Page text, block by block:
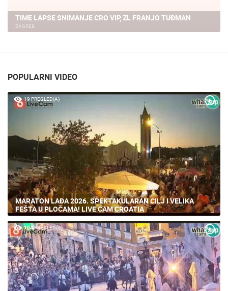
CRO VIP CHECK IN TIME LAPSE AERODROM ZAGREB
ZAGREB
POPULARNI VIDEO
19 PREGLED(A)
MARATON LAĐA 2026. SPEKTAKULARAN CILJ I VELIKA
FEŠTA U PLOČAMA! LIVE CAM CROATIA
104 PREGLED(A)